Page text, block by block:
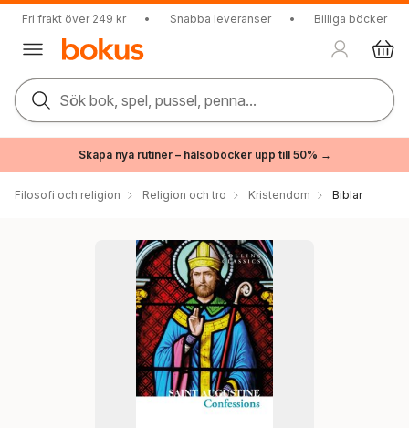
Fri frakt över 249 kr • Snabba leveranser • Billiga böcker
Sök bok, spel, pussel, penna...
Skapa nya rutiner – hälsoböcker upp till 50% →
Filosofi och religion Religion och tro Kristendom Biblar